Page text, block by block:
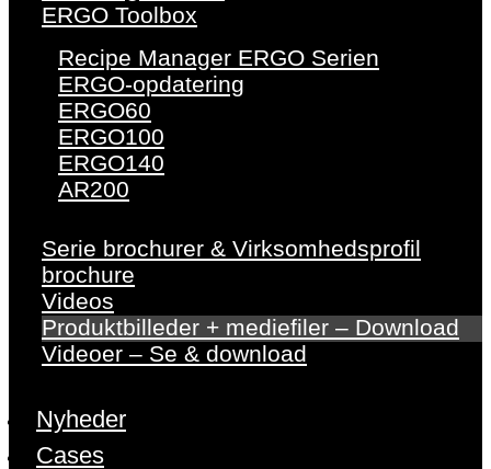
ERGO Toolbox
Recipe Manager ERGO Serien
ERGO-opdatering
ERGO60
ERGO100
ERGO140
AR200
Serie brochurer & Virksomhedsprofil
brochure
Videos
Produktbilleder + mediefiler – Download
Videoer – Se & download
Nyheder
Cases